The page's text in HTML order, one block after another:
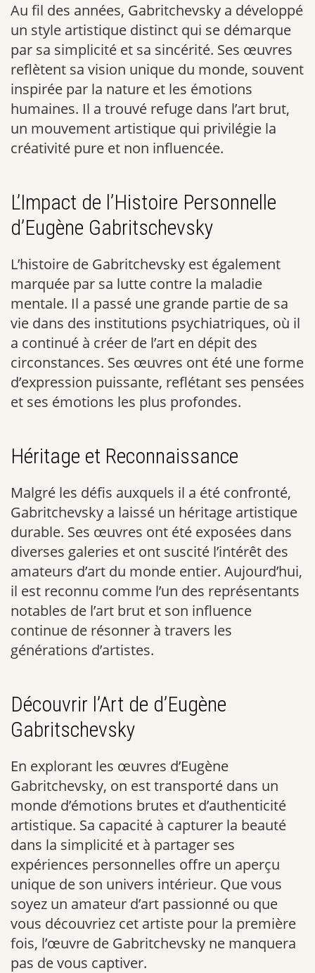
Au fil des années, Gabritchevsky a développé
un style artistique distinct qui se démarque
par sa simplicité et sa sincérité. Ses œuvres
reflètent sa vision unique du monde, souvent
inspirée par la nature et les émotions
humaines. Il a trouvé refuge dans l’art brut,
un mouvement artistique qui privilégie la
créativité pure et non influencée.
L’Impact de l’Histoire Personnelle
d’Eugène Gabritschevsky
L’histoire de Gabritchevsky est également
marquée par sa lutte contre la maladie
mentale. Il a passé une grande partie de sa
vie dans des institutions psychiatriques, où il
a continué à créer de l’art en dépit des
circonstances. Ses œuvres ont été une forme
d’expression puissante, reflétant ses pensées
et ses émotions les plus profondes.
Héritage et Reconnaissance
Malgré les défis auxquels il a été confronté,
Gabritchevsky a laissé un héritage artistique
durable. Ses œuvres ont été exposées dans
diverses galeries et ont suscité l’intérêt des
amateurs d’art du monde entier. Aujourd’hui,
il est reconnu comme l’un des représentants
notables de l’art brut et son influence
continue de résonner à travers les
générations d’artistes.
Découvrir l’Art de d’Eugène
Gabritschevsky
En explorant les œuvres d’Eugène
Gabritchevsky, on est transporté dans un
monde d’émotions brutes et d’authenticité
artistique. Sa capacité à capturer la beauté
dans la simplicité et à partager ses
expériences personnelles offre un aperçu
unique de son univers intérieur. Que vous
soyez un amateur d’art passionné ou que
vous découvriez cet artiste pour la première
fois, l’œuvre de Gabritchevsky ne manquera
pas de vous captiver.